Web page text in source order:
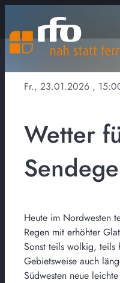
Fr., 23.01.2026 ,
Wetter
Heute im Nordwesten
Regen mit erhöhter
Sonst teils wolkig,
Gebietsweise auch
Südwesten neue